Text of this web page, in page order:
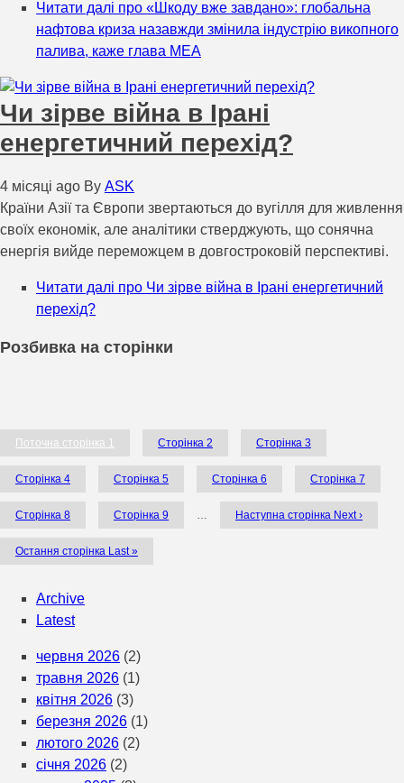
Читати далі про «Шкоду вже завдано»: глобальна
нафтова криза назавжди змінила індустрію викопного
палива, каже глава МЕА
Чи зірве війна в Ірані
енергетичний перехід?
4 місяці ago By ASK
Країни Азії та Європи звертаються до вугілля для живлення
своїх економік, але аналітики стверджують, що сонячна
енергія вийде переможцем в довгостроковій перспективі.
Читати далі про Чи зірве війна в Ірані енергетичний
перехід?
Розбивка на сторінки
Поточна сторінка 1 Сторінка 2 Сторінка 3
Сторінка 4 Сторінка 5 Сторінка 6 Сторінка 7
Сторінка 8 Сторінка 9 … Наступна сторінка Next ›
Остання сторінка Last »
Archive
Latest
червня 2026 (2)
травня 2026 (1)
квітня 2026 (3)
березня 2026 (1)
лютого 2026 (2)
січня 2026 (2)